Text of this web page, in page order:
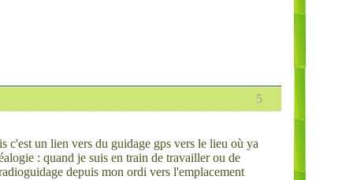
5
c'est un lien vers du guidage gps vers le lieu où ya
: quand je suis en train de travailler ou de
depuis mon ordi vers l'emplacement